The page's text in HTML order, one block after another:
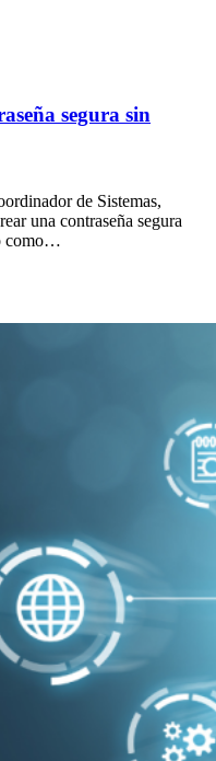
segura sin
de Sistemas,
una contraseña segura
como…